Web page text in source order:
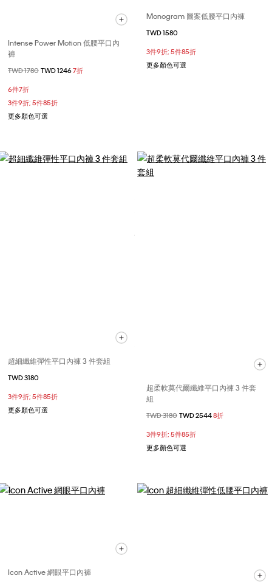
Intense Power Motion 低腰平口內
褲
價格扣減從
TWD 1780 至
TWD 12467折
6件7折
3件9折; 5件85折
更多顏色可選
Monogram 圖案低腰平口內褲
TWD 1580
3件9折; 5件85折
更多顏色可選
超細纖維彈性平口內褲 3 件套組
TWD 3180
3件9折; 5件85折
更多顏色可選
超柔軟莫代爾纖維平口內褲 3 件套
組
價格扣減從
TWD 3180 至
TWD 25448折
3件9折; 5件85折
更多顏色可選
Icon Active 網眼平口內褲